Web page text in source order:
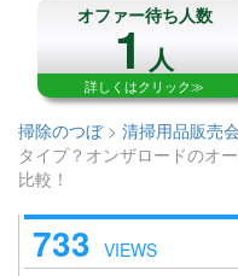
オファー待ち人数
1人
詳しくはクリック≫
掃除のつぼ> 清掃用品販売
タイプ？オンザロードのオ
比較！
733 VIEWS